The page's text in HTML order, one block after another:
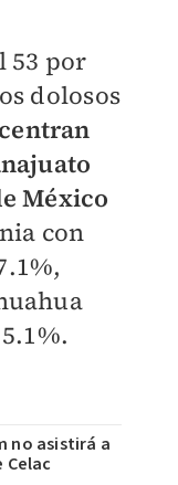
53 por
dolosos
México
con
no asistirá a
Celac